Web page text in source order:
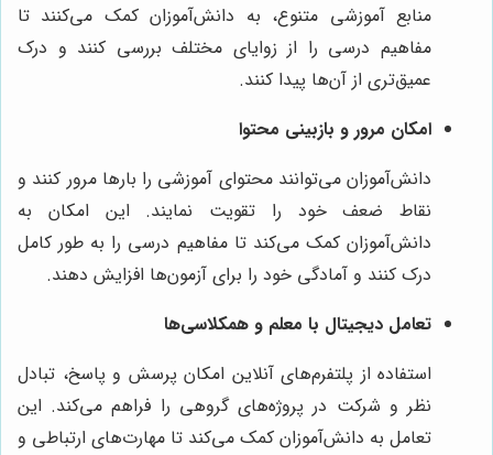
منابع آموزشی متنوع، به دانش‌آموزان کمک می‌کنند تا
مفاهیم درسی را از زوایای مختلف بررسی کنند و درک
عمیق‌تری از آن‌ها پیدا کنند.
امکان مرور و بازبینی محتوا
دانش‌آموزان می‌توانند محتوای آموزشی را بارها مرور کنند و
نقاط ضعف خود را تقویت نمایند. این امکان به
دانش‌آموزان کمک می‌کند تا مفاهیم درسی را به طور کامل
درک کنند و آمادگی خود را برای آزمون‌ها افزایش دهند.
تعامل دیجیتال با معلم و همکلاسی‌ها
استفاده از پلتفرم‌های آنلاین امکان پرسش و پاسخ، تبادل
نظر و شرکت در پروژه‌های گروهی را فراهم می‌کند. این
تعامل به دانش‌آموزان کمک می‌کند تا مهارت‌های ارتباطی و